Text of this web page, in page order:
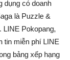
dụng có doanh
là Puzzle &
LINE Pokopang,
tin miễn phí LINE
bảng xếp hạng